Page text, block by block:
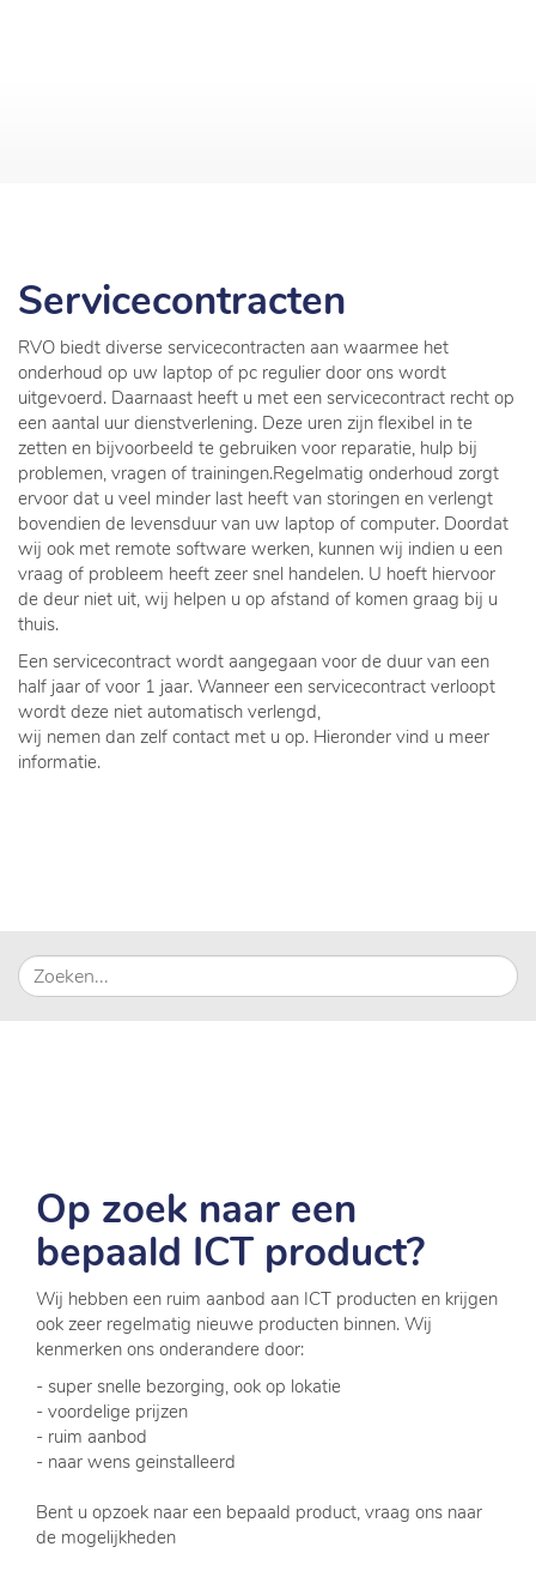
Servicecontracten
RVO biedt diverse servicecontracten aan waarmee het
onderhoud op uw laptop of pc regulier door ons wordt
uitgevoerd. Daarnaast heeft u met een servicecontract recht op
een aantal uur dienstverlening. Deze uren zijn flexibel in te
zetten en bijvoorbeeld te gebruiken voor reparatie, hulp bij
problemen, vragen of trainingen.Regelmatig onderhoud zorgt
ervoor dat u veel minder last heeft van storingen en verlengt
bovendien de levensduur van uw laptop of computer. Doordat
wij ook met remote software werken, kunnen wij indien u een
vraag of probleem heeft zeer snel handelen. U hoeft hiervoor
de deur niet uit, wij helpen u op afstand of komen graag bij u
thuis.
Een servicecontract wordt aangegaan voor de duur van een
half jaar of voor 1 jaar. Wanneer een servicecontract verloopt
wordt deze niet automatisch verlengd,
wij nemen dan zelf contact met u op. Hieronder vind u meer
informatie.
Op zoek naar een
bepaald ICT product?
Wij hebben een ruim aanbod aan ICT producten en krijgen
ook zeer regelmatig nieuwe producten binnen. Wij
kenmerken ons onderandere door:
- super snelle bezorging, ook op lokatie
- voordelige prijzen
- ruim aanbod
- naar wens geinstalleerd
Bent u opzoek naar een bepaald product, vraag ons naar
de mogelijkheden